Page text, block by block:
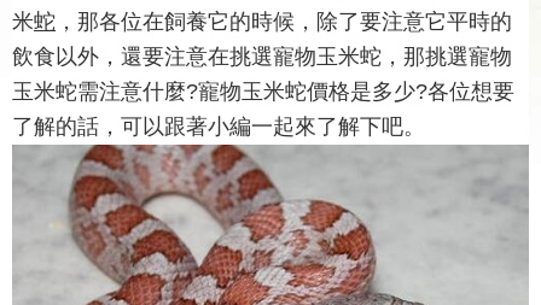
米蛇 ，那各位在飼養它的時候，除了要注意它平時的
飲食以外，還要注意在挑選寵物玉米蛇，那挑選寵物
玉米蛇需注意什麼?寵物玉米蛇價格是多少?各位想要
了解的話，可以跟著小編一起來了解下吧。